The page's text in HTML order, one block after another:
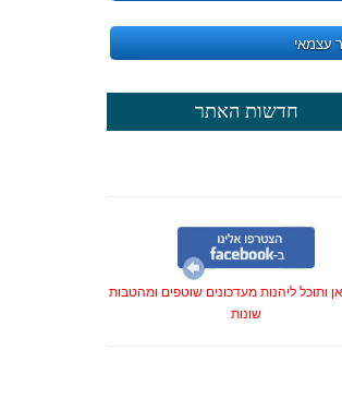
עצמאי
חדשות האתר
ותוכל ליהנות מעדכונים שוטפים ומהטבות
שונות